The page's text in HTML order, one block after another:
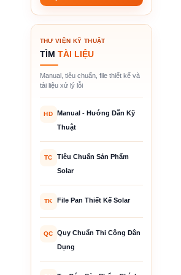
THƯ VIỆN KỸ THUẬT
TÌM TÀI LIỆU
Manual, tiêu chuẩn, file thiết kế và
tài liệu xử lý lỗi
HD
Manual - Hướng Dẫn Kỹ
Thuật
TC
Tiêu Chuẩn Sản Phẩm
Solar
TK File Pan Thiết Kế Solar
QC
Quy Chuẩn Thi Công Dân
Dụng